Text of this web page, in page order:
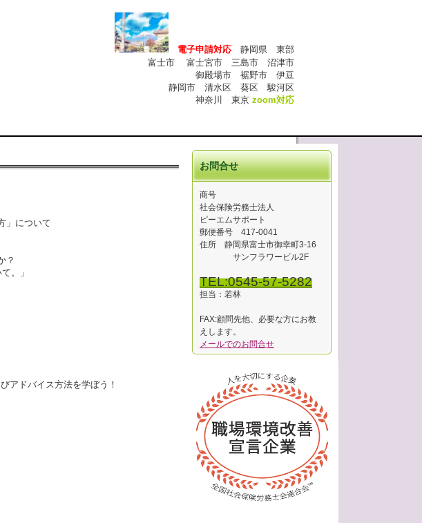
電子申請対応 静岡県 東部
富士市 富士宮市 三島市 沼津市
御殿場市 裾野市 伊豆
岡市 清水区 葵区 駿河区
神奈川 東京 zoom対応
」について
？
。」
ドバイス方法を学ぼう！
お問合せ
商号
社会保険労務士法人
ピーエムサポート
郵便番号 417-0041
住所 静岡県富士市御幸町3-16
サンフラワービル2F
TEL:0545-57-5282
担当：若林
FAX:顧問先他、必要な方にお教
えします。
メールでのお問合せ